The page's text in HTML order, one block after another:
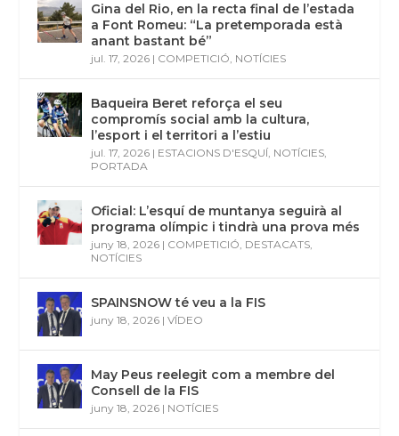
Gina del Rio, en la recta final de l’estada
a Font Romeu: “La pretemporada està
anant bastant bé”
jul. 17, 2026 | COMPETICIÓ, NOTÍCIES
Baqueira Beret reforça el seu
compromís social amb la cultura,
l’esport i el territori a l’estiu
jul. 17, 2026 | ESTACIONS D'ESQUÍ, NOTÍCIES,
PORTADA
Oficial: L’esquí de muntanya seguirà al
programa olímpic i tindrà una prova més
juny 18, 2026 | COMPETICIÓ, DESTACATS,
NOTÍCIES
SPAINSNOW té veu a la FIS
juny 18, 2026 |VÍDEO
May Peus reelegit com a membre del
Consell de la FIS
juny 18, 2026 | NOTÍCIES